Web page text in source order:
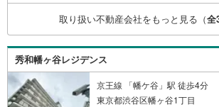
スライトは出金と譲渡はできません。
のご請求はお気軽にどうぞ♪お電話で
時受け付けております！お気軽にお問
取り扱い不動産会社をもっと見る（全
秀和幡ヶ谷レジデンス
京王線 「幡ケ谷」駅 徒歩4分
東京都渋谷区幡ヶ谷1丁目